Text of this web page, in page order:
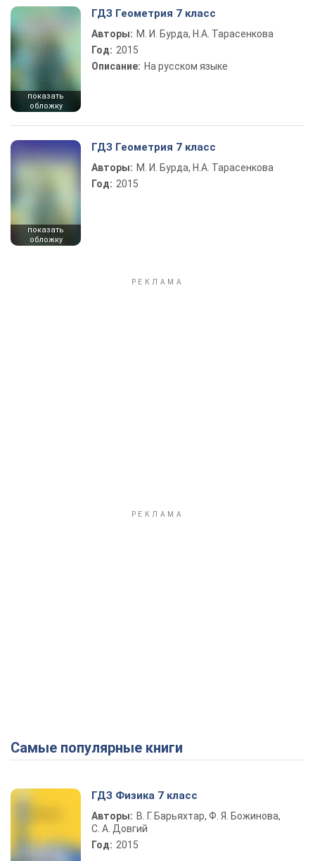
показать
обложку
ГДЗ Геометрия 7 класс
Авторы: М. И. Бурда, Н.А. Тарасенкова
Год: 2015
Описание: На русском языке
показать
обложку
ГДЗ Геометрия 7 класс
Авторы: М. И. Бурда, Н.А. Тарасенкова
Год: 2015
Самые популярные книги
ГДЗ Физика 7 класс
Авторы: В. Г. Барьяхтар, Ф. Я. Божинова,
С. А. Довгий
Год: 2015